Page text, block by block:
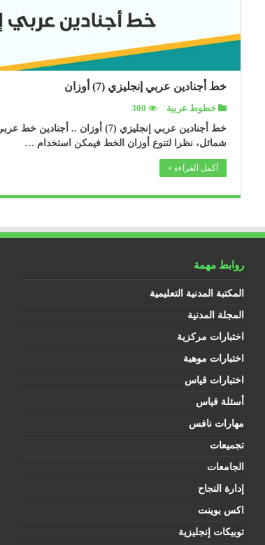
خط أجنادين عربي إنجليزي (7) أوزان
خطوط عربية
300
شمائل، نظرا لتنوع أوزان الخط فيمكن استخدام …
أكمل القراءة »
روابط مهمة
المكتبة المدنية التعليمية
المجلة المدنية
اختبارات مركزية
اختبارات موهبة
اختبارات قياس
أسئلة قياس
مهارات نافس
تجميعات
الجامعات
إدارة النجاح
اكس بوينت
توبيكات إنجليزية